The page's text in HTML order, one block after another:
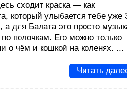
сходит краска — как
который улыбается тебе уже
для Балата это просто
полочкам. Его можно только
о чём и кошкой на коленях. ...
Читать